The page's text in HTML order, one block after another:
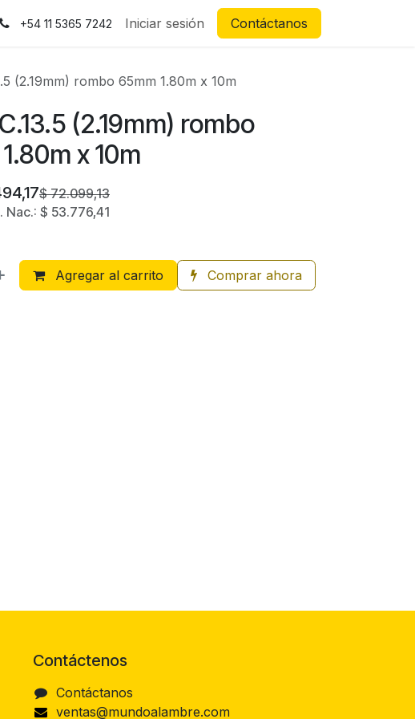
+54 11 5365 7242 Iniciar sesión Contáctanos
(2.19mm) rombo 65mm 1.80m x 10m
(2.19mm) rombo
x 10m
$72.099,13
Nac.: $ 53.776,41
Agregar al carrito Comprar ahora
Contáctenos
Contáctanos
ventas@mundoalambre.com